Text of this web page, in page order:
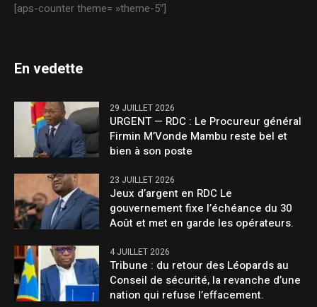
[aps-counter theme= »theme-5″]
En vedette
29 JUILLET 2026
URGENT — RDC : Le Procureur général
Firmin M’Vonde Mambu reste bel et
bien à son poste
23 JUILLET 2026
Jeux d’argent en RDC Le
gouvernement fixe l’échéance du 30
Août et met en garde les opérateurs.
4 JUILLET 2026
Tribune : du retour des Léopards au
Conseil de sécurité, la revanche d’une
nation qui refuse l’effacement.